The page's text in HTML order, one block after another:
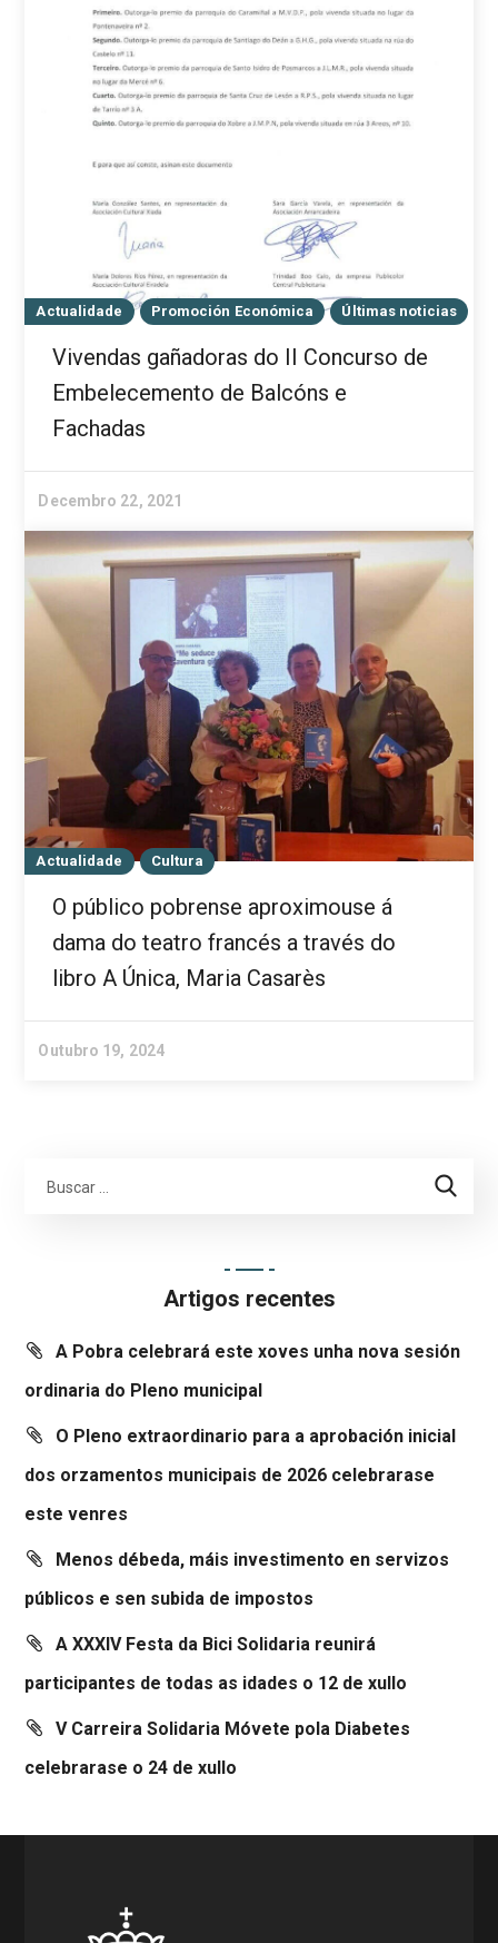
Actualidade Promoción Económica Últimas noticias
Vivendas gañadoras do II Concurso de
Embelecemento de Balcóns e
Fachadas
Decembro 22, 2021
Actualidade Cultura
O público pobrense aproximouse á
dama do teatro francés a través do
libro A Única, Maria Casarès
Outubro 19, 2024
Artigos recentes
A Pobra celebrará este xoves unha nova sesión
ordinaria do Pleno municipal
O Pleno extraordinario para a aprobación inicial
dos orzamentos municipais de 2026 celebrarase
este venres
Menos débeda, máis investimento en servizos
públicos e sen subida de impostos
A XXXIV Festa da Bici Solidaria reunirá
participantes de todas as idades o 12 de xullo
V Carreira Solidaria Móvete pola Diabetes
celebrarase o 24 de xullo